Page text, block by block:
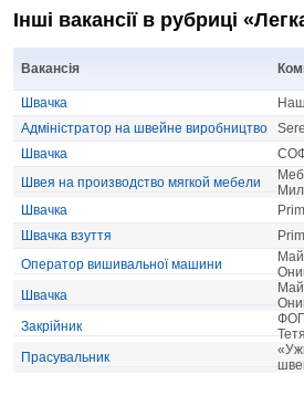
Інші вакансії в рубриці
Вакансія
Швачка
Адміністратор на швейне виробництво
Швачка
СОФ
Швея на производство мягкой мебели
Швачка
Швачка взуття
Оператор вишивальної машини
Швачка
Закрійник
Прасувальник